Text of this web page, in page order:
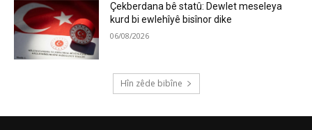
Çekberdana bê statû: Dewlet meseleya
kurd bi ewlehîyê bisînor dike
06/08/2026
Hîn zêde bibîne